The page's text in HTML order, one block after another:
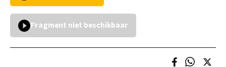
Fragment niet beschikbaar